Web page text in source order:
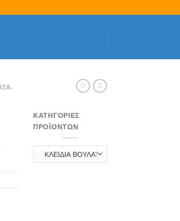
ΚΑΤΗΓΟΡΊΕΣ
ΠΡΟΪΌΝΤΩΝ